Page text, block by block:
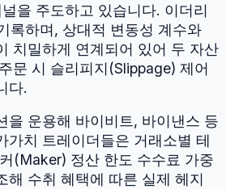
을 주도하고 있습니다. 이더리
록하며, 상대적 변동성 계수와
치밀하게 연계되어 있어 두 자산
문 시 슬리피지(Slippage) 제어
다.
을 운용해 바이비트, 바이낸스 등
가치 트레이더들은 거래소별 테
(Maker) 정산 한도 수수료 가중
해 수취 혜택에 따른 실제 헤지